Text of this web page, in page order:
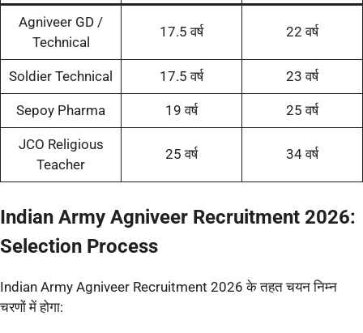
Agniveer GD /
Technical
17.5 वर्ष 22 वर्ष
Soldier Technical 17.5 वर्ष 23 वर्ष
Sepoy Pharma 19 वर्ष 25 वर्ष
JCO Religious
Teacher
25 वर्ष 34 वर्ष
Indian Army Agniveer Recruitment 2026:
Selection Process
Indian Army Agniveer Recruitment 2026 के तहत चयन निम्न
चरणों में होगा: